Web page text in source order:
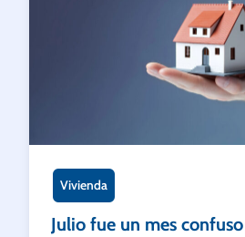
Vivienda
Julio fue un mes